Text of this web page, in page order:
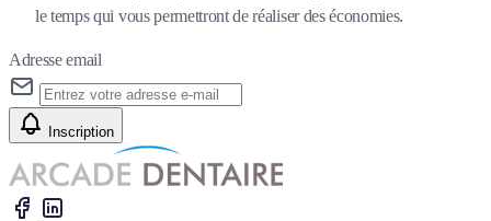
le temps qui vous permettront de réaliser des économies.
Adresse email
Inscription